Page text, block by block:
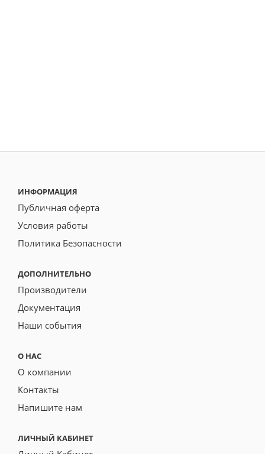
ИНФОРМАЦИЯ
Публичная оферта
Условия работы
Политика Безопасности
ДОПОЛНИТЕЛЬНО
Производители
Документация
Наши события
О НАС
О компании
Контакты
Напишите нам
ЛИЧНЫЙ КАБИНЕТ